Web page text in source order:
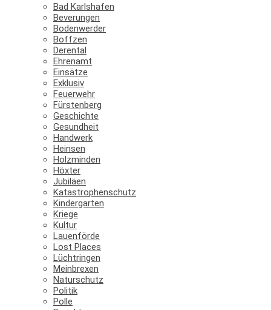
Bad Karlshafen
Beverungen
Bodenwerder
Boffzen
Derental
Ehrenamt
Einsätze
Exklusiv
Feuerwehr
Fürstenberg
Geschichte
Gesundheit
Handwerk
Heinsen
Holzminden
Höxter
Jubiläen
Katastrophenschutz
Kindergarten
Kriege
Kultur
Lauenförde
Lost Places
Lüchtringen
Meinbrexen
Naturschutz
Politik
Polle